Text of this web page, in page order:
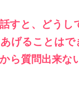
話すと、どう
あげることは
ら質問出来な